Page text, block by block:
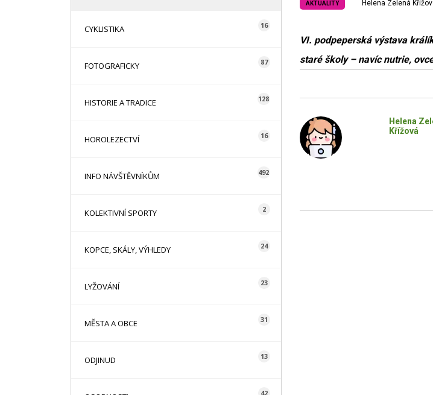
CYKLISTIKA 16
FOTOGRAFICKY 87
HISTORIE A TRADICE 128
HOROLEZECTVÍ 16
INFO NÁVŠTĚVNÍKŮM 492
KOLEKTIVNÍ SPORTY 2
KOPCE, SKÁLY, VÝHLEDY 24
LYŽOVÁNÍ 23
MĚSTA A OBCE 31
ODJINUD 13
42
AKTUALITY Helena Zelená
VI. podpeperská výstava
staré školy – navíc nutrie,
Helena
Křížová